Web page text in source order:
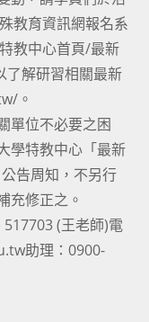
教育資訊網報名系
教中心首頁/最新
了解研習相關最新
。
單位不必要之困
學特教中心「最新
告周知，不另行
充修正之。
(王老師)電
助理：0900-